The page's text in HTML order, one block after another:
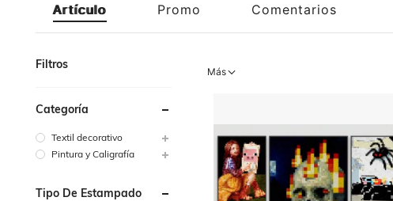
Artículo Promo Comentarios
Filtros
Categoría
Textil decorativo
Pintura y Caligrafía
Tipo De Estampado
Más